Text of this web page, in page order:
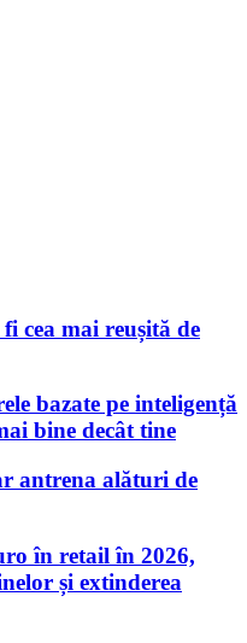
cea mai reușită de
bazate pe inteligență
bine decât tine
antrena alături de
în retail în 2026,
și extinderea